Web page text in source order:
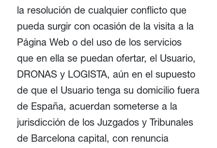
la resolución de cualquier conflicto que
pueda surgir con ocasión de la visita a la
Página Web o del uso de los servicios
que en ella se puedan ofertar, el Usuario,
DRONAS y LOGISTA, aún en el supuesto
de que el Usuario tenga su domicilio fuera
de España, acuerdan someterse a la
jurisdicción de los Juzgados y Tribunales
de Barcelona capital, con renuncia